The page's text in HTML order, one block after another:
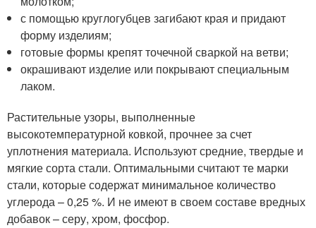
с помощью круглогубцев загибают края и придают
форму изделиям;
готовые формы крепят точечной сваркой на ветви;
окрашивают изделие или покрывают специальным
лаком.
Растительные узоры, выполненные
высокотемпературной ковкой, прочнее за счет
уплотнения материала. Используют средние, твердые и
мягкие сорта стали. Оптимальными считают те марки
стали, которые содержат минимальное количество
углерода – 0,25 %. И не имеют в своем составе вредных
добавок – серу, хром, фосфор.